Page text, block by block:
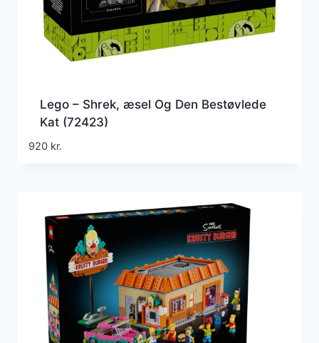
Lego – Shrek, æsel Og Den Bestøvlede
Kat (72423)
920 kr.